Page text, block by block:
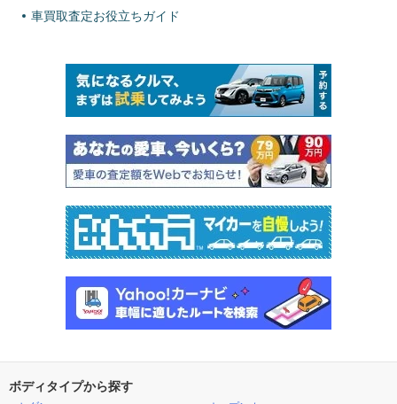
車買取査定お役立ちガイド
ボディタイプから探す